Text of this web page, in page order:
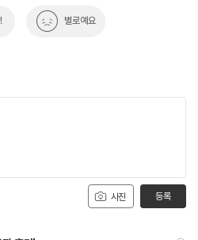
별로예요
사진 등록